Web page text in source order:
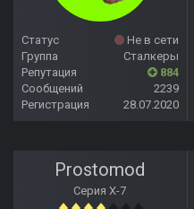
Статус
Не в сети
Группа
Сталкеры
Репутация
884
Сообщений
2239
Регистрация
28.07.2020
Prostomod
Серия Х-7